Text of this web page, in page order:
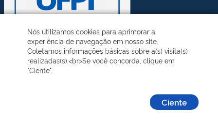
Nós utilizamos cookies para aprimorar a
experiência de navegação em nosso site.
Coletamos informações básicas sobre a(s) visita(s)
realizadas(s).<br>Se você concorda, clique em
"Ciente".
Ciente